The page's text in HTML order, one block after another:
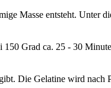
Masse entsteht. Unter
Grad ca. 25 - 30
Die Gelatine wird